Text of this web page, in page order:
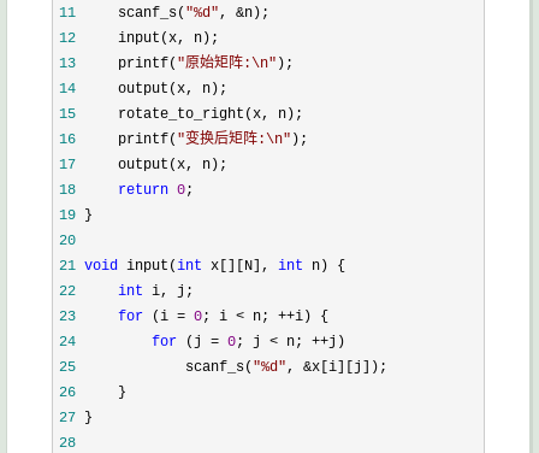
11
     scanf_s(
"%d", &
12
13
     printf(
"原始矩阵:\n"
14
15
16
     printf(
"变换后矩阵:\n"
17
18
return 0
19
20
21 void input(int x[][N], int
22
int
23
for (i = 0; i < n; ++
24
for (j = 0; j < n; ++
25
             scanf_s(
"%d", &
26
27
28